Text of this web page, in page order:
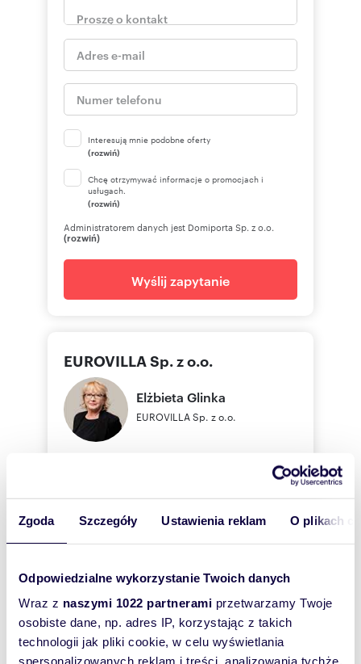
Zgoda Szczegóły Ustawienia reklam O plikach
Odpowiedzialne wykorzystanie Twoich danych
Wraz z naszymi 1022 partnerami przetwarzamy Twoje
osobiste dane, np. adres IP, korzystając z takich
technologii jak pliki cookie, w celu wyświetlania
spersonalizowanych reklam i treści, analizowania tychże,
Interesują mnie podobne oferty
(rozwiń)
Chcę otrzymywać informacje o promocjach i
usługach.
(rozwiń)
Administratorem danych jest Domiporta Sp. z o.o.
(rozwiń)
Wyślij zapytanie
EUROVILLA Sp. z o.o.
Elżbieta Glinka
EUROVILLA Sp. z o.o.
Zatwierdź